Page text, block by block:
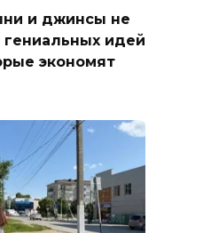
и джинсы не
гениальных идей
экономят